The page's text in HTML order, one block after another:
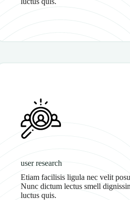
user research
Etiam facilisis ligula nec velit
Nunc dictum lectus smell
luctus quis.